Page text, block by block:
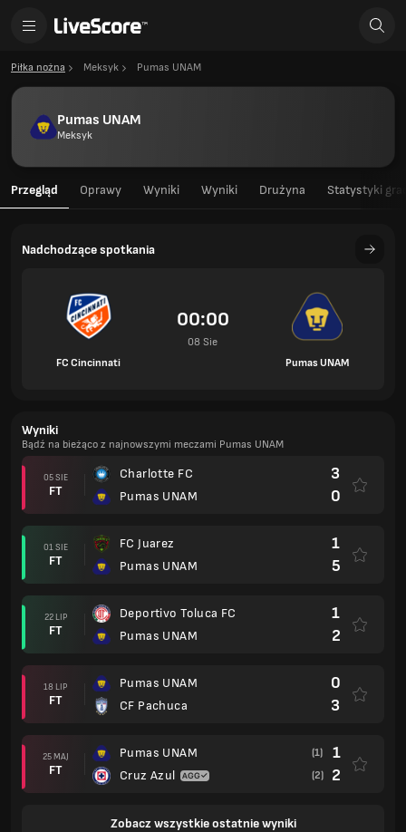
Piłka nożna Meksyk Pumas UNAM
Pumas UNAM
Meksyk
Przegląd Oprawy Wyniki Wyniki Drużyna Statystyki
Nadchodzące spotkania
FC Cincinnati
00:00
08 Sie
Pumas UNAM
Wyniki
Bądź na bieżąco z najnowszymi meczami Pumas UNAM
05 SIE
FT
Charlotte FC
Pumas UNAM
3
0
01 SIE
FT
FC Juarez
Pumas UNAM
1
5
22 LIP
FT
Deportivo Toluca FC
Pumas UNAM
1
2
18 LIP
FT
Pumas UNAM
CF Pachuca
0
3
25 MAJ
FT
Pumas UNAM
Cruz Azul
(1) 1
(2) 2
Zobacz wszystkie ostatnie wyniki